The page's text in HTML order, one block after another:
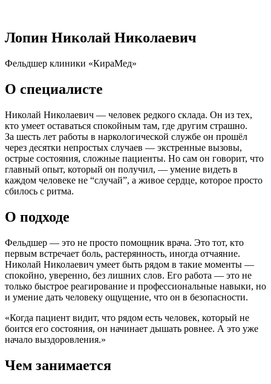
Лопин Николай Николаевич
Фельдшер клиники «КираМед»
О специалисте
Николай Николаевич — человек редкого склада. Он из тех,
кто умеет оставаться спокойным там, где другим страшно.
За шесть лет работы в наркологической службе он прошёл
через десятки непростых случаев — экстренные вызовы,
острые состояния, сложные пациенты. Но сам он говорит, что
главный опыт, который он получил, — умение видеть в
каждом человеке не “случай”, а живое сердце, которое просто
сбилось с ритма.
О подходе
Фельдшер — это не просто помощник врача. Это тот, кто
первым встречает боль, растерянность, иногда отчаяние.
Николай Николаевич умеет быть рядом в такие моменты —
спокойно, уверенно, без лишних слов. Его работа — это не
только быстрое реагирование и профессиональные навыки, но
и умение дать человеку ощущение, что он в безопасности.
«Когда пациент видит, что рядом есть человек, который не
боится его состояния, он начинает дышать ровнее. А это уже
начало выздоровления.»
Чем занимается